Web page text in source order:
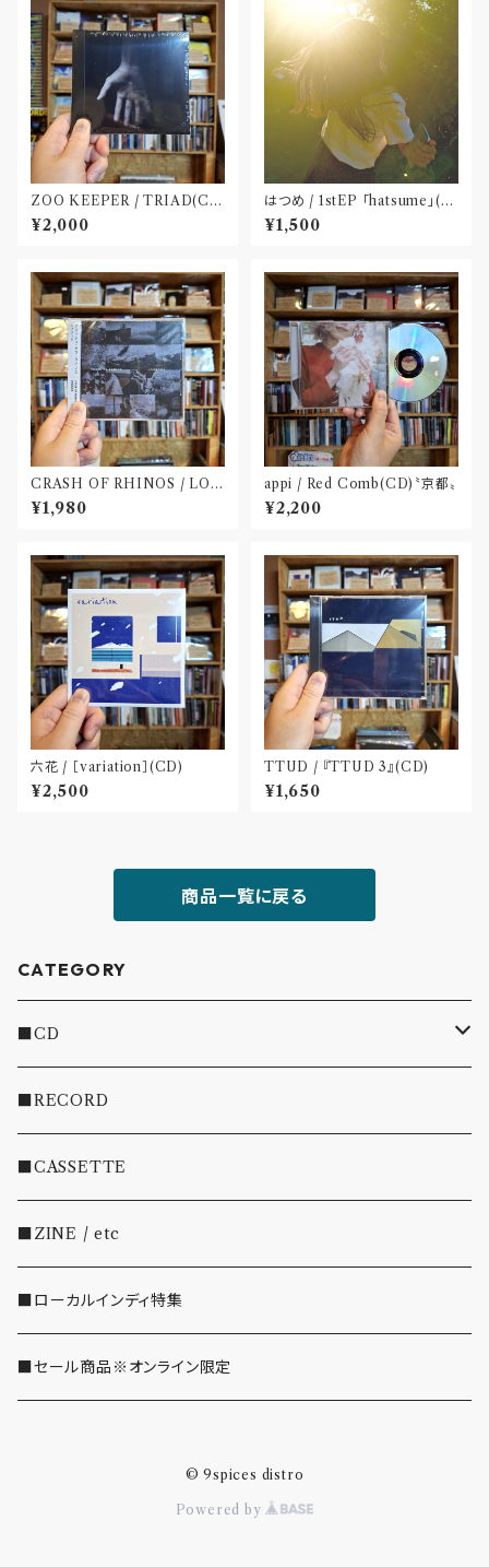
ZOO KEEPER / TRIAD(C
D)〝京都〟
¥2,000
はつめ / 1stEP 「hatsume」(C
D)〝東京〟
¥1,500
CRASH OF RHINOS / LOG
BOOK(CD)
¥1,980
appi / Red Comb(CD)〝京都〟
¥2,200
六花 / ［variation］(CD)
¥2,500
TTUD / 『TTUD 3』(CD)
¥1,650
商品一覧に戻る
CATEGORY
■CD
・INDIE
・EMO/PUNK/POST HC
・SHOEGAZE/DREAMPOP/POST ROCK
・OTHER(LOUD/JUNK/RAP/ etc...)
■RECORD
■CASSETTE
■ZINE / etc
■ローカルインディ特集
■セール商品※オンライン限定
© 9spices distro
Powered by